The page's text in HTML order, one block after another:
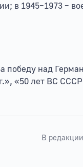
в 1945–1973 –
победу над
«50 лет ВС
В